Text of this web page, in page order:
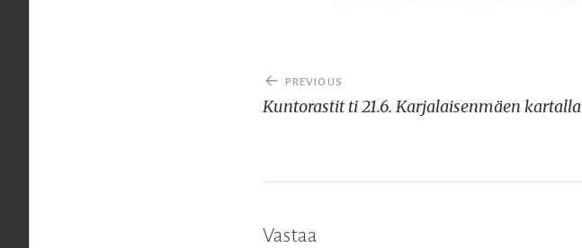
Artikkelien
selaus
PREVIOUS
Kuntorastit ti 21.6. Karjalaisenmäen kartalla
Vastaa